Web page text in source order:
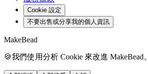
Cookie 設定
不要出售或分享我的個人資訊
MakeBead
🍪我們使用分析 Cookie 來改進 MakeBead。